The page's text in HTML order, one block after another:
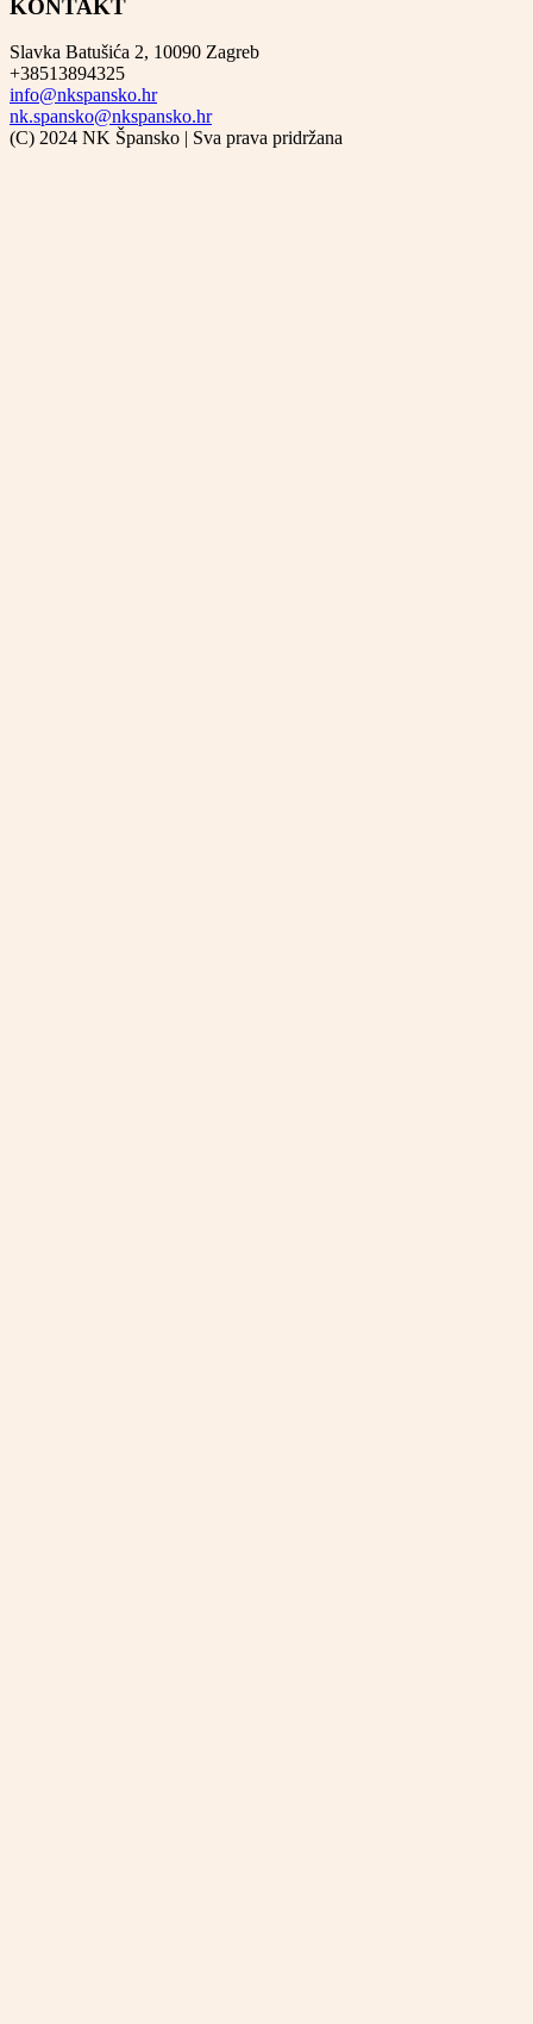
KONTAKT
Slavka Batušića 2, 10090 Zagreb
+38513894325
info@nkspansko.hr
nk.spansko@nkspansko.hr
(C) 2024 NK Špansko | Sva prava pridržana